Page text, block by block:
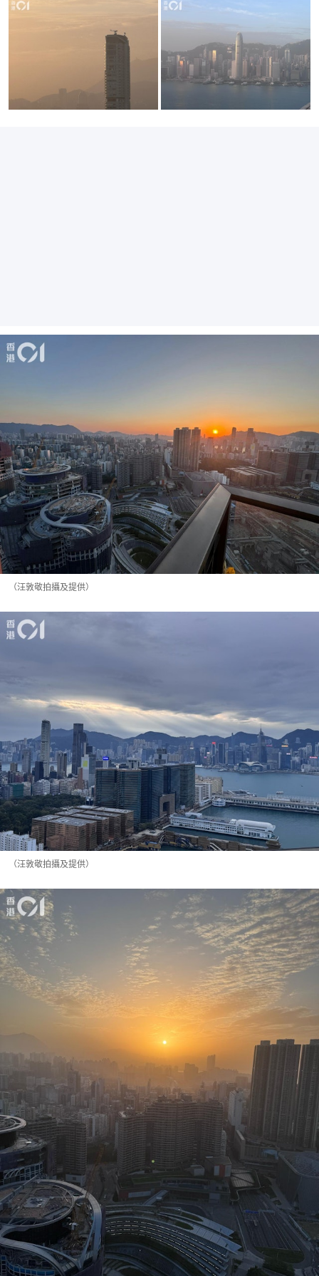
（汪敦敬拍攝及提供）
（汪敦敬拍攝及提供）